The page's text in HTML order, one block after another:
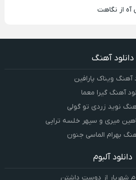
آه از نگاهت
دانلود آهنگ
آهنگ ویناک پارافین
آهنگ گیرا معما
نوید زردی تو گولی
میری و سپهر خلسه تراپی
بهرام الماسی جنون
دانلود آلبوم
شهریار از دوست داشتن